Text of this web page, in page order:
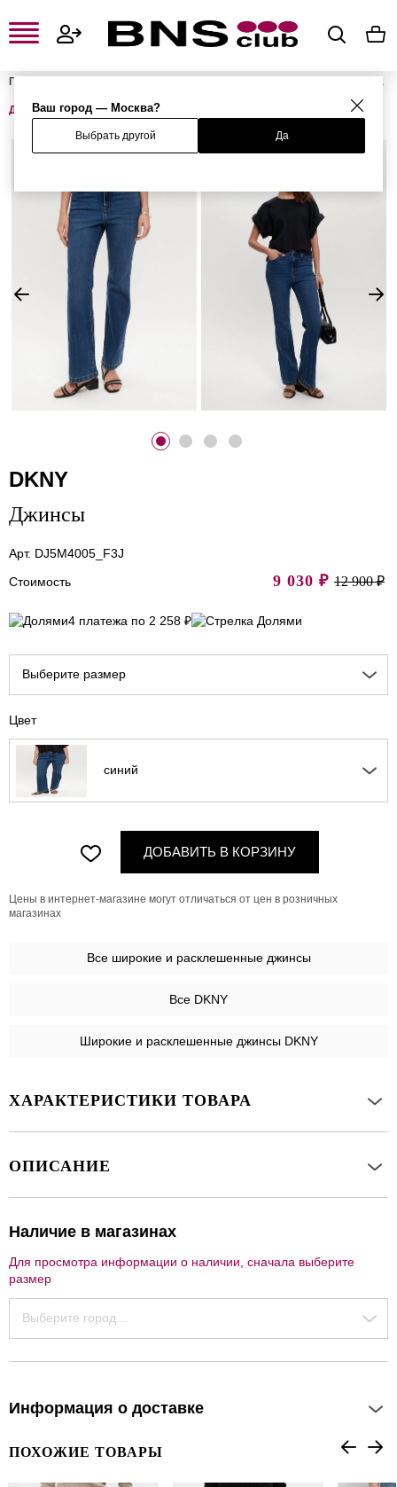
Ваш город — Москва?
Выбрать другой Да
Главная
Женская одежда
Джинсы
DKNY
Джинсы
Арт. DJ5M4005_F3J
Стоимость
9 030 ₽ 12 900 ₽
4 платежа по 2 258 ₽
Выберите размер
Цвет
синий
ДОБАВИТЬ В КОРЗИНУ
Цены в интернет-магазине могут отличаться от цен в розничных
магазинах
Все широкие и расклешенные джинсы
Все DKNY
Широкие и расклешенные джинсы DKNY
ХАРАКТЕРИСТИКИ ТОВАРА
ОПИСАНИЕ
Наличие в магазинах
Для просмотра информации о наличии, сначала выберите
размер
Выберите город...
Информация о доставке
ПОХОЖИЕ ТОВАРЫ